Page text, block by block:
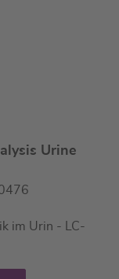
Urine
im Urin - LC-